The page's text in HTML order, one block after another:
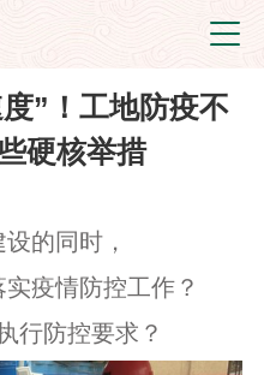
”！工地防疫不
硬核举措
的同时，
疫情防控工作？
行防控要求？